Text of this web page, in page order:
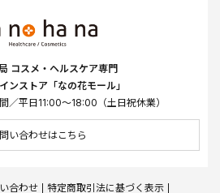
コスメ・ヘルスケア専門
ンストア「なの花モール」
／平日11:00～18:00（土日祝休業）
い合わせはこちら
合わせ 特定商取引法に基づく表示